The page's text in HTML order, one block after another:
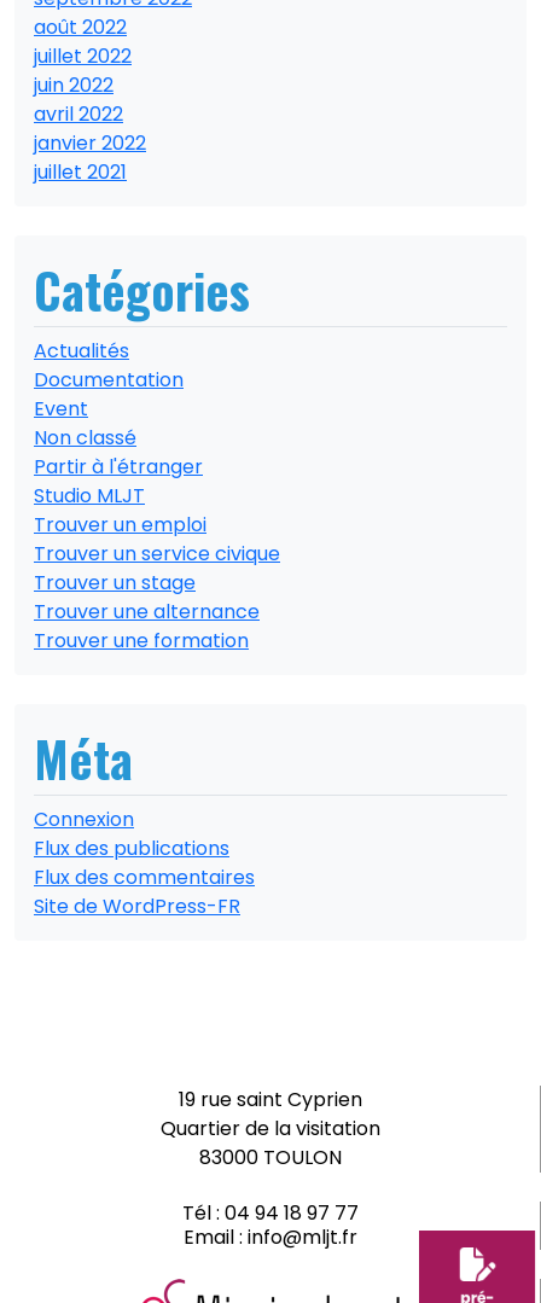
août 2022
juillet 2022
juin 2022
avril 2022
janvier 2022
juillet 2021
Catégories
Actualités
Documentation
Event
Non classé
Partir à l'étranger
Studio MLJT
Trouver un emploi
Trouver un service civique
Trouver un stage
Trouver une alternance
Trouver une formation
Méta
Connexion
Flux des publications
Flux des commentaires
Site de WordPress-FR
19 rue saint Cyprien
Quartier de la visitation
83000 TOULON
Tél : 04 94 18 97 77
Email : info@mljt.fr